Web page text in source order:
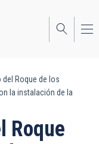
del Roque de los
la instalación de la
Roque